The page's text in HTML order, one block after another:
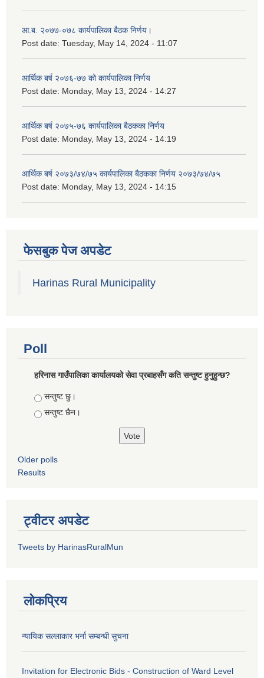
आ.ब. २०७७-०७८ कार्यपालिका बैठक निर्णय।
Post date: Tuesday, May 14, 2024 - 11:07
आर्थिक बर्ष २०७६-७७ को कार्यपालिका निर्णय
Post date: Monday, May 13, 2024 - 14:27
आर्थिक बर्ष २०७५-७६ कार्यपालिका बैठकका निर्णय
Post date: Monday, May 13, 2024 - 14:19
आर्थिक बर्ष २०७३/७४/७५ कार्यपालिका बैठकका निर्णय २०७३/७४/७५
Post date: Monday, May 13, 2024 - 14:15
फेसबुक पेज अपडेट
Harinas Rural Municipality
Poll
हरिनास गाउँपालिका कार्यालयको सेवा प्रबाहसँग कति सन्तुष्ट हुनुहुन्छ?
Choices
सन्तुष्ट छु।
सन्तुष्ट छैन।
Older polls
Results
ट्वीटर अपडेट
Tweets by HarinasRuralMun
लोकप्रिय
न्यायिक सल्लाकार भर्ना सम्बन्धी सुचना
Invitation for Electronic Bids - Construction of Ward Level